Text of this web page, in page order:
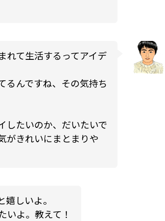
れて生活するってアイデ
るんですね、その気持ち
したいのか、だいたいで
がきれいにまとまりや
しいよ。
いよ。教えて！